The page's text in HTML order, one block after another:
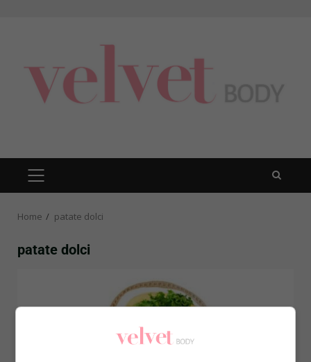
PRIMARY
MENU
Home patate dolci
patate dolci